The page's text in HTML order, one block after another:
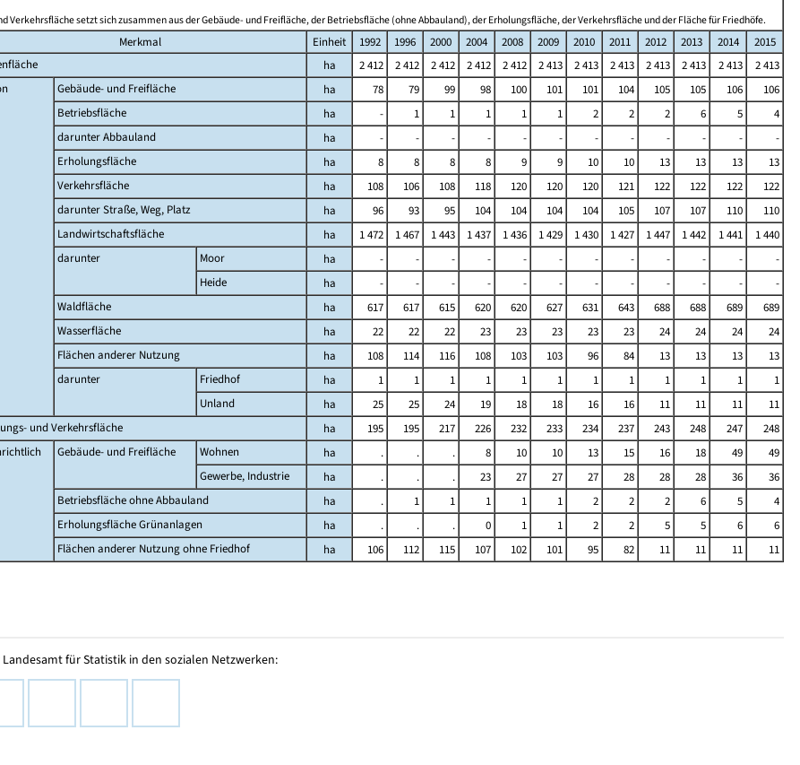
Verkehrsfläche setzt sich zusammen aus der Gebäude- und Freifläche, der Betriebsfläche (ohne Abbauland), der Erholungsfläche, der Verkehrsfläche und der Fläche für Friedhöfe.
Merkmal Einheit 1992 1996 2000 2004 2008 2009 2010 2011 2012 2013 2014
2015
ha 2 412 2 412 2 412 2 412 2 412 2 413 2 413 2 413 2 413 2 413 2 413
2 413
Gebäude- und Freifläche ha 78 79 99 98 100 101 101 104 105 105 106
106
Betriebsfläche
ha - 1 1 1 1 1 2 2 2 6 5
4
darunter Abbauland
ha - - - - - - - - - - -
-
Erholungsfläche
ha 8 8 8 8 9 9 10 10 13 13 13
13
Verkehrsfläche
ha 108 106 108 118 120 120 120 121 122 122 122
122
darunter Straße, Weg, Platz
ha 96 93 95 104 104 104 104 105 107 107 110
110
Landwirtschaftsfläche
ha 1 472 1 467 1 443 1 437 1 436 1 429 1 430 1 427 1 447 1 442 1 441
1 440
darunter
Moor ha - - - - - - - - - - -
-
Heide
ha - - - - - - - - - - -
-
Waldfläche
ha 617 617 615 620 620 627 631 643 688 688 689
689
Wasserfläche
ha 22 22 22 23 23 23 23 23 24 24 24
24
Flächen anderer Nutzung
ha 108 114 116 108 103 103 96 84 13 13 13
13
darunter
Friedhof ha 1 1 1 1 1 1 1 1 1 1 1
1
Unland
ha 25 25 24 19 18 18 16 16 11 11 11
11
und Verkehrsfläche
ha 195 195 217 226 232 233 234 237 243 248 247
248
Gebäude- und Freifläche Wohnen ha . . . 8 10 10 13 15 16 18 49
49
Gewerbe, Industrie
ha . . . 23 27 27 27 28 28 28 36
36
Betriebsfläche ohne Abbauland
ha . 1 1 1 1 1 2 2 2 6 5
4
Erholungsfläche Grünanlagen
ha . . . 0 1 1 2 2 5 5 6
6
Flächen anderer Nutzung ohne Friedhof
ha 106 112 115 107 102 101 95 82 11 11 11 11
Landesamt für Statistik in den sozialen Netzwerken: